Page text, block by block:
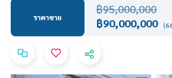
ราคาขาย
฿95,000,000
฿90,000,000